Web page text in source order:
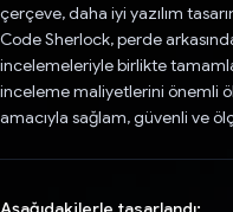
çerçeve, daha iyi yazılım
Code Sherlock, perde
incelemeleriyle birlikte
inceleme maliyetlerini önemli
amacıyla sağlam, güvenli ve